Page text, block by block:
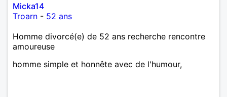
Micka14
Troarn - 52 ans
Homme divorcé(e) de 52 ans recherche rencontre
amoureuse
homme simple et honnête avec de l'humour,